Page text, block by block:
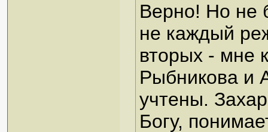
Верно! Но не
не каждый
вторых - мне
Рыбникова и
учтены.
Богу,